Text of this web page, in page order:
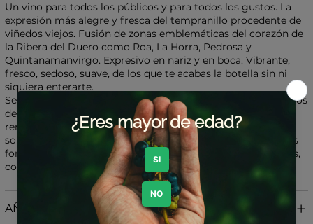
Un vino para todos los públicos y para todos los gustos. La
expresión más alegre y fresca del tempranillo procedente de
viñedos viejos. Fusión de zonas emblemáticas del corazón de
la Ribera del Duero como Roa, La Horra, Pedrosa y
Quintanamanvirgo. Expresivo en nariz y en boca. Vibrante,
fresco, sedoso, suave, de los que te acabas la botella sin ni
siquiera enterarte.
Se elabora con fermentación a baja temperatura en depósitos
de 5.000 l de acero inoxidable y hormigón con ligeros
remontados para una baja extracción y posterior crianza
sobre lías. Crianza de 14 meses barricas usadas de diferentes
formatos y hormigón. Mezcla de diferentes zonas y parcelas,
con suelos de arenas, arcillas y calizas.
AÑADA